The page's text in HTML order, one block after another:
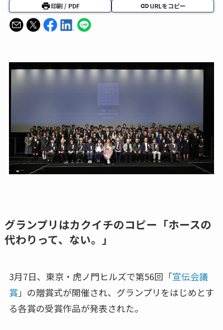
印刷 / PDF URLをコピー
グランプリはカクイチのコピー「ホースの
代わりって、ない。」
3月7日、東京・虎ノ門ヒルズで第56回「宣伝会議
賞 」の贈賞式が開催され、グランプリをはじめとす
る各賞の受賞作品が発表された。